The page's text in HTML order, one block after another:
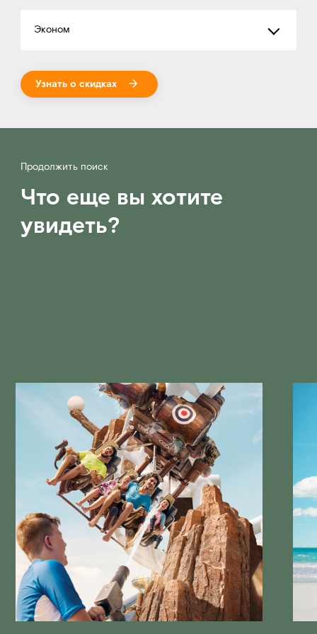
Эконом
Узнать о скидках
Продолжить поиск
Что еще вы хотите
увидеть?